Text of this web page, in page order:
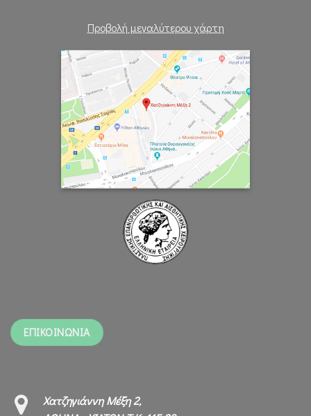
Προβολή μεγαλύτερου χάρτη
ΕΠΙΚΟΙΝΩΝΙΑ
Χατζηγιάννη Μέξη 2,